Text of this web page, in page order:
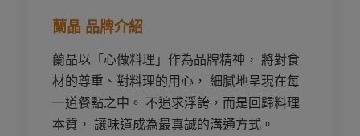
蘭晶 品牌介紹
蘭晶以「心做料理」作為品牌精神， 將對食
材的尊重、對料理的用心， 細膩地呈現在每
一道餐點之中。 不追求浮誇，而是回歸料理
本質， 讓味道成為最真誠的溝通方式。